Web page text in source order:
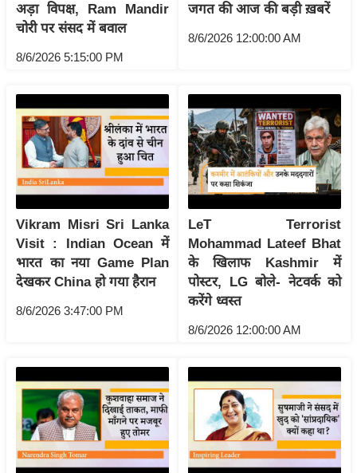
मा
तृ
भू
स्तं
भ
ए
म
.
आ
र
.
आ
ई
.
र
स
मी
क्षा
अड़ा विपक्ष, Ram Mandir
चोरी पर संसद में बवाल
8/6/2026 5:15:00 PM
जगत की आज की बड़ी ख़बरें
8/6/2026 12:00:00 AM
Vikram Misri Sri Lanka
Visit : Indian Ocean में
भारत का नया Game Plan
देखकर China हो गया हैरान
8/6/2026 3:47:00 PM
LeT Terrorist
Mohammad Lateef Bhat
के खिलाफ Kashmir में
पोस्टर, LG बोले- नेटवर्क को
करेंगे ध्वस्त
8/6/2026 12:00:00 AM